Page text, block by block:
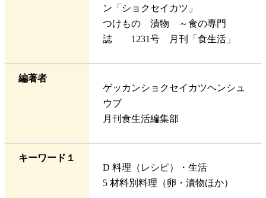
ン「ショクセイカツ」
つけもの 漬物 ～食の専門
誌 1231号 月刊「食生活」
編著者
ゲッカンショクセイカツヘンシュ
ウブ
月刊食生活編集部
キーワード１
D 料理（レシピ）・生活
5 材料別料理（卵・漬物ほか）